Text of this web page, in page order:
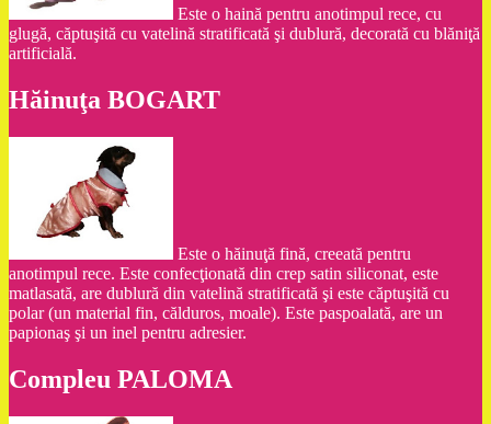
Este o haină pentru anotimpul rece, cu
glugă, căptuşită cu vatelină stratificată şi dublură, decorată cu blăniţă
artificială.
Hăinuţa BOGART
Este o hăinuţă fină, creeată pentru
anotimpul rece. Este confecţionată din crep satin siliconat, este
matlasată, are dublură din vatelină stratificată şi este căptuşită cu
polar (un material fin, călduros, moale). Este paspoalată, are un
papionaş şi un inel pentru adresier.
Compleu PALOMA